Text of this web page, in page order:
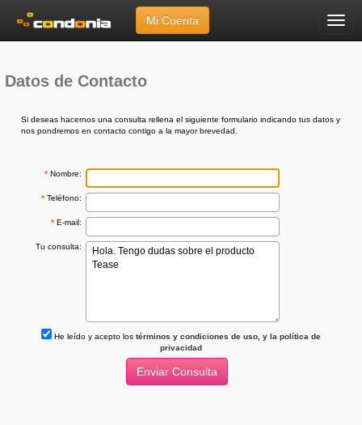
Menú
Mi Cuenta
Envíanos tu Consulta
Datos de Contacto
Si deseas hacernos una consulta rellena el siguiente formulario indicando tus datos y
nos pondremos en contacto contigo a la mayor brevedad.
* Nombre:
* Teléfono:
* E-mail:
Tu consulta:
He leído y acepto los términos y condiciones de uso, y la política de
privacidad